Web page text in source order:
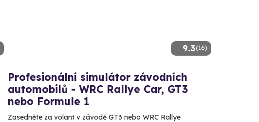
9.3(16)
Profesionální simulátor závodních
automobilů - WRC Rallye Car, GT3
nebo Formule 1
Zasedněte za volant v závodě GT3 nebo WRC Rallye